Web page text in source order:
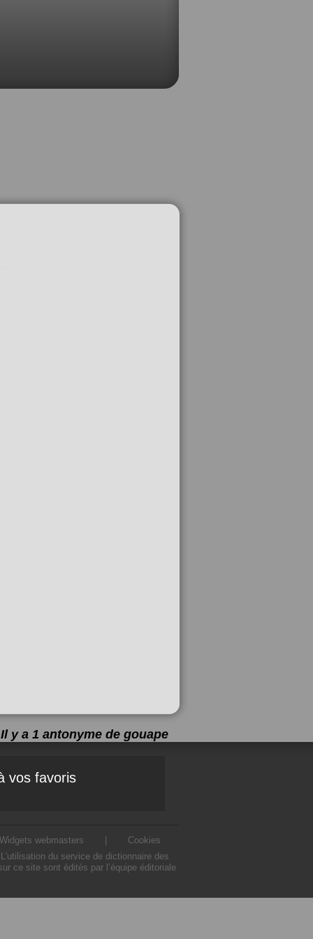
Il y a 1 antonyme de gouape
vos favoris
Widgets webmasters
Cookies
du service de dictionnaire des
ce site sont édités par l’équipe éditoriale